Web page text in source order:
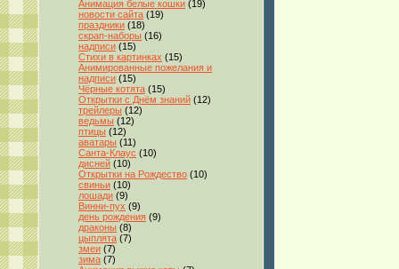
Анимация белые кошки (19)
новости сайта (19)
праздники (18)
скрап-наборы (16)
надписи (15)
Стихи в картинках (15)
Анимированные пожелания и
надписи (15)
Чёрные котята (15)
Открытки с Днём знаний (12)
трейлеры (12)
ведьмы (12)
птицы (12)
аватары (11)
Санта-Клаус (10)
дисней (10)
Открытки на Рождество (10)
свиньи (10)
лошади (9)
Винни-пух (9)
день рождения (9)
драконы (8)
цыплята (7)
змеи (7)
зима (7)